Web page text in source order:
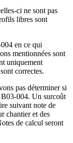
ci ne sont pas
libres sont
en ce qui
mentionnées sont
uniquement
correctes.
pas déterminer si
004. Un surcoût
suivant note de
chantier et des
de calcul seront